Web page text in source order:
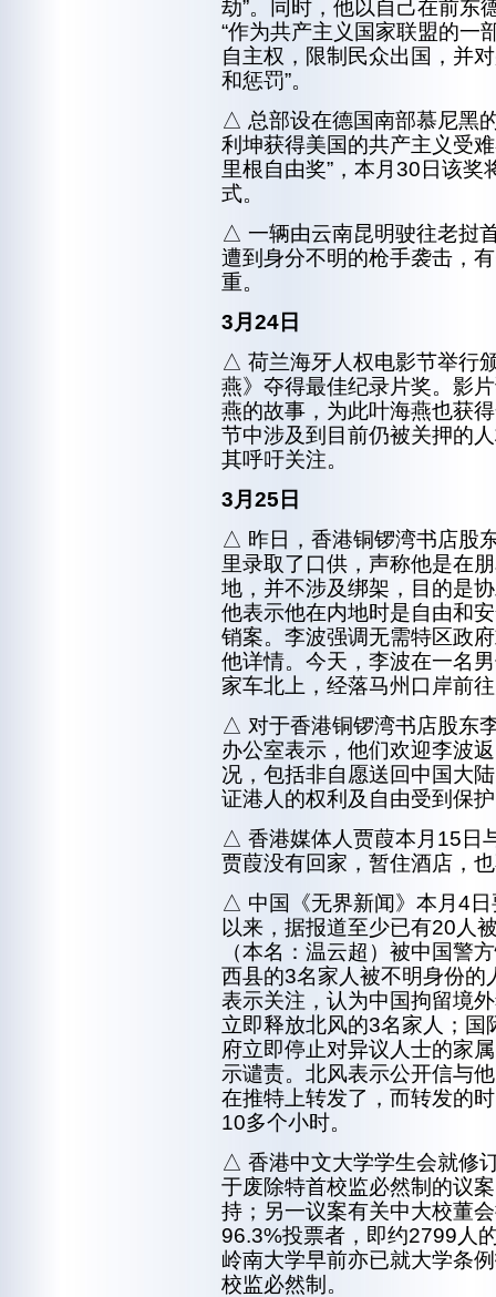
劫”。同时，他以自己在前东
“作为共产主义国家联盟的一
自主权，限制民众出国，并
和惩罚”。
△ 总部设在德国南部慕尼黑
利坤获得美国的共产主义受
里根自由奖”，本月30日该
式。
△ 一辆由云南昆明驶往老挝
遭到身分不明的枪手袭击，
重。
3月24日
△ 荷兰海牙人权电影节举行
燕》夺得最佳纪录片奖。影
燕的故事，为此叶海燕也获
节中涉及到目前仍被关押的
其呼吁关注。
3月25日
△ 昨日，香港铜锣湾书店股
里录取了口供，声称他是在
地，并不涉及绑架，目的是
他表示他在内地时是自由和
销案。李波强调无需特区政
他详情。今天，李波在一名
家车北上，经落马州口岸前
△ 对于香港铜锣湾书店股东
办公室表示，他们欢迎李波
况，包括非自愿送回中国大
证港人的权利及自由受到保
△ 香港媒体人贾葭本月15日
贾葭没有回家，暂住酒店，
△ 中国《无界新闻》本月4
以来，据报道至少已有20人
（本名：温云超）被中国警
西县的3名家人被不明身份的
表示关注，认为中国拘留境
立即释放北风的3名家人；
府立即停止对异议人士的家
示谴责。北风表示公开信与
在推特上转发了，而转发的
10多个小时。
△ 香港中文大学学生会就修
于废除特首校监必然制的议
持；另一议案有关中大校董
96.3%投票者，即约2799人
岭南大学早前亦已就大学条
校监必然制。